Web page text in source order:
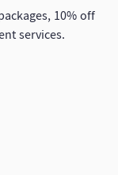
10% off
services.